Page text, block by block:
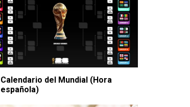
Calendario del Mundial (Hora
española)